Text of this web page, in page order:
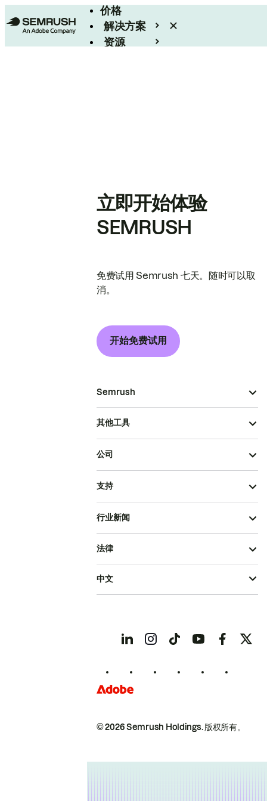
价格
解决方案
资源
立即开始体验
SEMRUSH
免费试用 Semrush 七天。随时可以取
消。
开始免费试用
Semrush
其他工具
公司
支持
行业新闻
© 2026 Semrush Holdings.版权所有。
法律
中文